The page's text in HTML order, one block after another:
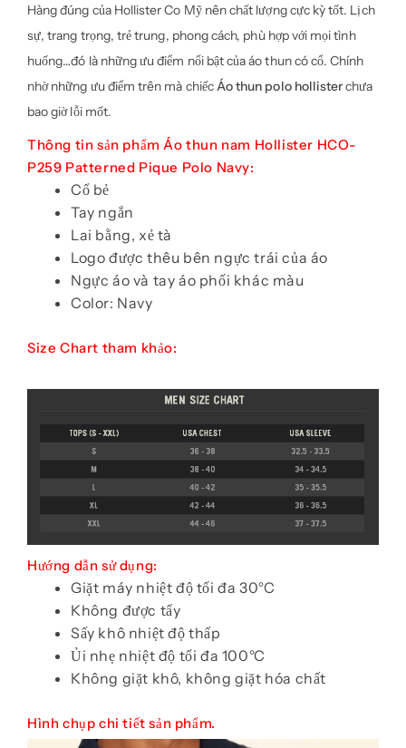
Hàng đúng của Hollister Co Mỹ nên chất lượng cực kỳ tốt. Lịch
sự, trang trọng, trẻ trung, phong cách, phù hợp với mọi tình
huống…đó là những ưu điểm nổi bật của áo thun có cổ. Chính
nhờ những ưu điểm trên mà chiếcÁo thun polo hollisterchưa
bao giờ lỗi mốt.
Thông tin sản phẩm Áo thun nam Hollister HCO-
P259 Patterned Pique Polo Navy:
Cổ bẻ
Tay ngắn
Lai bằng, xẻ tà
Logo được thêu bên ngực trái của áo
Ngực áo và tay áo phối khác màu
Color: Navy
Size Chart tham khảo:
Hướng dẫn sử dụng:
Giặt máy nhiệt độ tối đa 30°C
Không được tẩy
Sấy khô nhiệt độ thấp
Ủi nhẹ nhiệt độ tối đa 100°C
Không giặt khô, không giặt hóa chất
Hình chụp chi tiết sản phẩm.